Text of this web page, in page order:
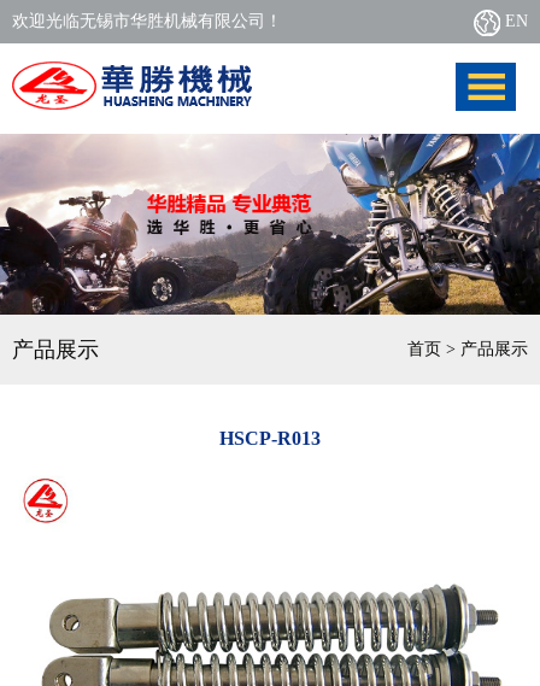
欢迎光临无锡市华胜机械有限公司！ EN
产品展示 首页 > 产品展示
HSCP-R013